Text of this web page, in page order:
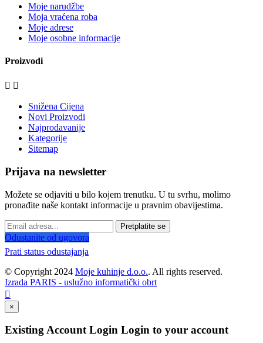
Moje narudžbe
Moja vraćena roba
Moje adrese
Moje osobne informacije
Proizvodi
 
Snižena Cijena
Novi Proizvodi
Najprodavanije
Kategorije
Sitemap
Prijava na newsletter
Možete se odjaviti u bilo kojem trenutku. U tu svrhu, molimo
pronađite naše kontakt informacije u pravnim obavijestima.
Pretplatite se
Odustanite od ugovora
Prati status odustajanja
© Copyright 2024 Moje kuhinje d.o.o.. All rights reserved.
Izrada PARIS - uslužno informatički obrt

×
Existing Account Login Login to your account